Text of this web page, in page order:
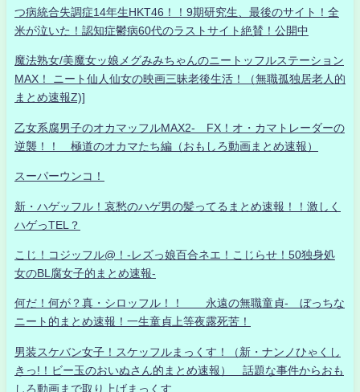
つ病統合失調症14年生HKT46！！9期研究生、最後のサイト！全
米が泣いた！認知症鬱病60代のラストサイト絶賛！公開中
魔法熟女/美魔女ッ娘メグみみちゃんのニートッフルステーション
MAX！ ニート仙人仙女の映画三昧老後生活！（無職孤独居老人的
まとめ速報Z)]
乙女系腐男子のオカマッフルMAX2- FX！オ・カマトレーダーの
逆襲！！ 極道のオカマたち編（おもしろ動画まとめ速報）
スーパーウンコ！
新・ハゲッフル！哀愁のハゲ男の髪ってるまとめ速報！！激しく
ハゲっTEL？
こじ！コジッフル@！-レズっ娘百合ネエ！こじらせ！50独身処
女のBL腐女子的まとめ速報-
何だ！何が？真・シロッフル！！ 永遠の無職童貞- ぼっちな
ニート的まとめ速報！一生童貞上等夜露死苦！
男装スケバン女子！スケッフルまっくす！（新・ナンノひゃくし
きっ!！ビー玉のおいぬさん的まとめ速報） 話題な事件からおも
しろ動画まで取り上げまっくす